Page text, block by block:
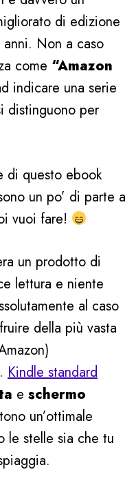
di edizione
Non a caso
come “Amazon
indicare una serie
distinguono per
di questo ebook
un po’ di parte a
vuoi fare!
un prodotto di
lettura e niente
al caso
della più vasta
Kindle standard
e schermo
un’ottimale
le stelle sia che tu